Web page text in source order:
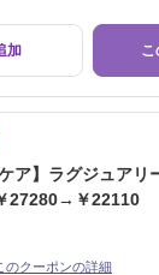
加 こ
ア】ラグジュアリ
27280→￥22110
のクーポンの詳細